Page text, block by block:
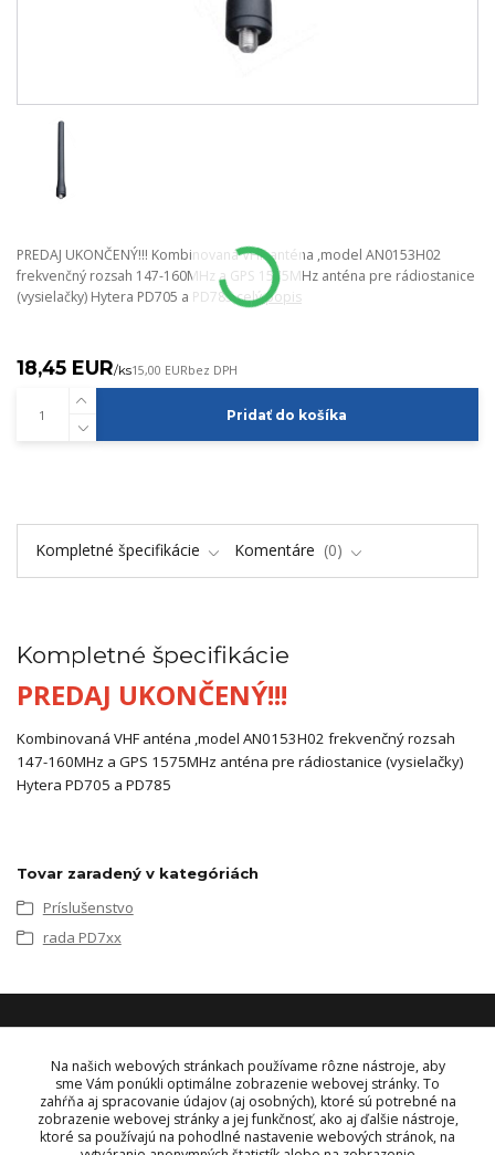
PREDAJ UKONČENÝ!!! Kombinovaná VHF anténa ,model AN0153H02
frekvenčný rozsah 147-160MHz a GPS 1575MHz anténa pre rádiostanice
(vysielačky) Hytera PD705 a PD785celý popis
18,45 EUR/ks15,00 EURbez DPH
Pridať do košíka
Kompletné špecifikácie Komentáre 0
Kompletné špecifikácie
PREDAJ UKONČENÝ!!!
Kombinovaná VHF anténa ,model AN0153H02 frekvenčný rozsah
147-160MHz a GPS 1575MHz anténa pre rádiostanice (vysielačky)
Hytera PD705 a PD785
Tovar zaradený v kategóriách
Príslušenstvo
rada PD7xx
KONTAKT
OBJEDNÁVKY A INFORMÁCIE
+421 948 229 224
Na našich webových stránkach používame rôzne nástroje, aby
sme Vám ponúkli optimálne zobrazenie webovej stránky. To
zahŕňa aj spracovanie údajov (aj osobných), ktoré sú potrebné na
zobrazenie webovej stránky a jej funkčnosť, ako aj ďalšie nástroje,
ktoré sa používajú na pohodlné nastavenie webových stránok, na